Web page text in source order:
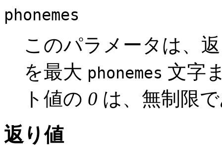
phonemes
このパラメータは、
を最大 phonemes 文字
ト値の 0 は、無制限
返り値